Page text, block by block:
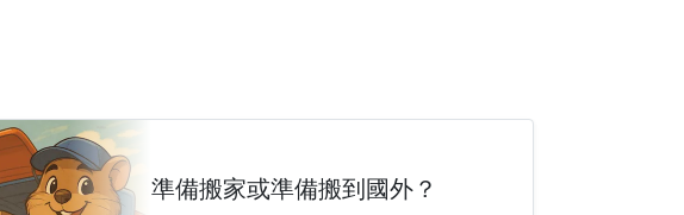
準備搬家或準備搬到國外？